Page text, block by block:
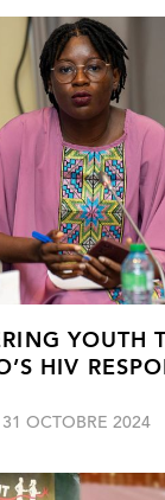
YOUTH
HIV
31 OCTOBRE 2024